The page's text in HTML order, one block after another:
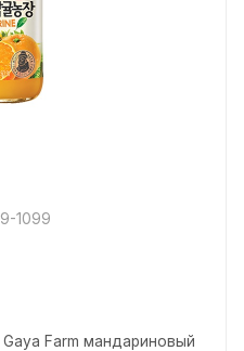
9-1099
Farm мандариновый